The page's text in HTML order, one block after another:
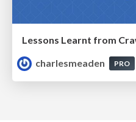
Lessons Learnt from
charlesmeaden
PRO